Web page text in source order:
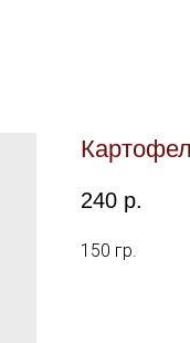
240 р.
150 гр.